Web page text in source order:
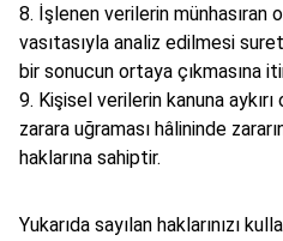
İşlenen verilerin
vasıtasıyla analiz edilmesi
bir sonucun ortaya çıkmasına
Kişisel verilerin kanuna
zarara uğraması hâlininde
haklarına sahiptir.
Yukarıda sayılan haklarınızı